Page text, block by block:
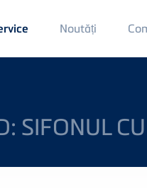
Noutăți
2
SIFONUL